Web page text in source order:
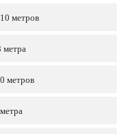
10 метров
метра
метров